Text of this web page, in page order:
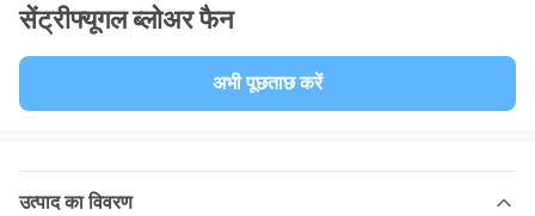
सेंट्रीफ्यूगल ब्लोअर फैन
अभी पूछताछ करें
उत्पाद का विवरण